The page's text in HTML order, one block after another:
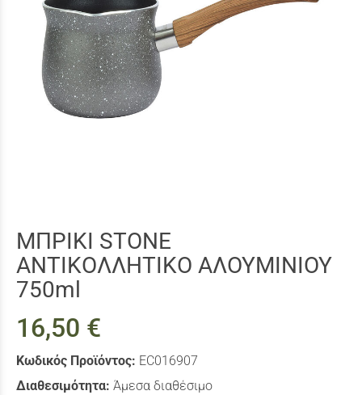
ΜΠΡΙΚΙ STONE
ΑΝΤΙΚΟΛΛΗΤΙΚΟ ΑΛΟΥΜΙΝΙΟΥ
750ml
16,50 €
Κωδικός Προϊόντος: EC016907
Διαθεσιμότητα: Άμεσα διαθέσιμο